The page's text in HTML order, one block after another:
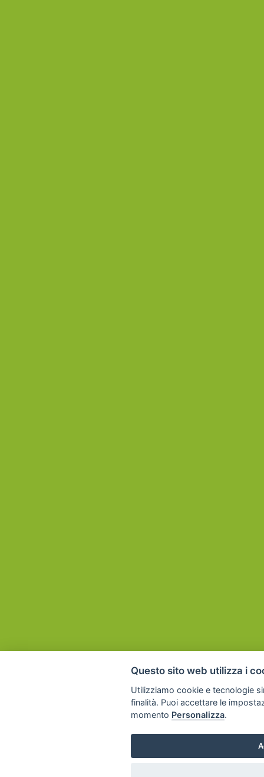
Questo sito web utilizza i
Utilizziamo cookie e tecnologie
finalità. Puoi accettare le
momento Personalizza.